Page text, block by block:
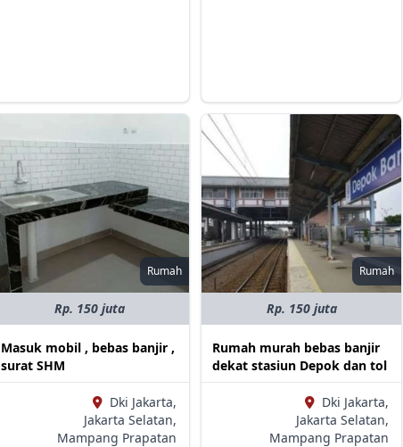
Rumah
Rp. 150 juta
Masuk mobil , bebas banjir ,
surat SHM
Dki Jakarta,
Jakarta Selatan,
Mampang Prapatan
Rumah
Rp. 150 juta
Rumah murah bebas banjir
dekat stasiun Depok dan tol
Dki Jakarta,
Jakarta Selatan,
Mampang Prapatan